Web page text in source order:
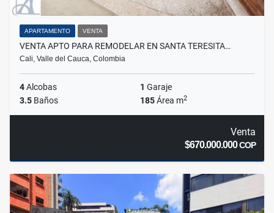
APARTAMENTO VENTA
VENTA APTO PARA REMODELAR EN SANTA TERESITA…
Cali, Valle del Cauca, Colombia
4Alcobas 1 Garaje
3.5 Baños 185Área m2
Venta
$670.000.000COP